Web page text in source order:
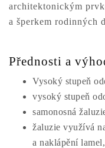
architektonickým
a šperkem rodinných
Přednosti a
Vysoký stupeň
vysoký stupeň
samonosná
žaluzie využívá
a naklápění lamel,